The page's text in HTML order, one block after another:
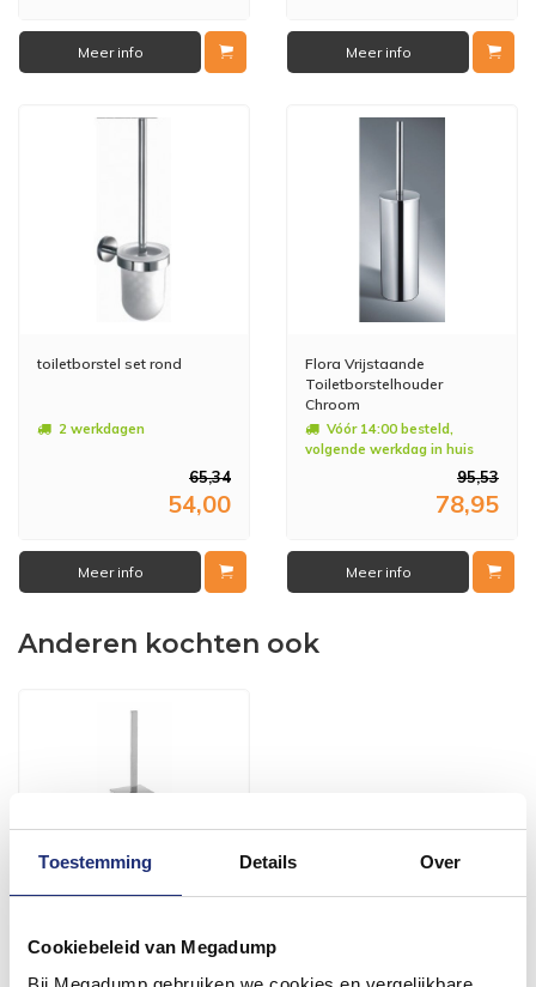
Toestemming Details Over
Cookiebeleid van Megadump
Meer info Meer info
toiletborstel set rond
2 werkdagen
65,34
54,00
Meer info
Flora Vrijstaande
Toiletborstelhouder
Chroom
Vóór 14:00 besteld,
volgende werkdag in huis
95,53
78,95
Meer info
Anderen kochten ook
Eros Vrijstaande